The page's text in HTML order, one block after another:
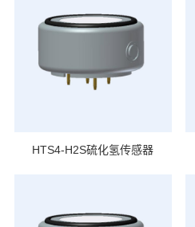
HTS4-H2S硫化氢传感器